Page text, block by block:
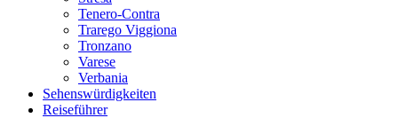
Tenero-Contra
Trarego Viggiona
Tronzano
Varese
Verbania
Sehenswürdigkeiten
Reiseführer